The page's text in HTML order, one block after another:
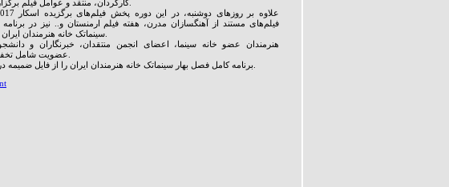
کارگردان، منتقد و عوامل فیلم برگزار می شود.
فیلم‌های مستند از آهنگسازان مدرن، هفته فیلم ارمنستان و.. نیز در
هنرمندان عضو خانه سینما، اعضای انجمن منتقدان، خبرنگاران و